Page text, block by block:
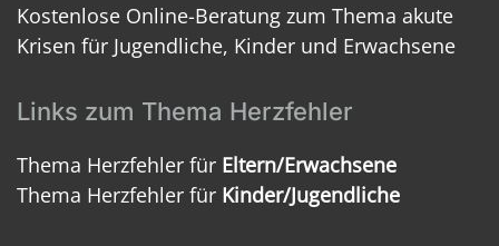
Kostenlose Online-Beratung zum Thema akute
Krisen für Jugendliche, Kinder und Erwachsene
Links zum Thema Herzfehler
Thema Herzfehler für Eltern/Erwachsene
Thema Herzfehler für Kinder/Jugendliche